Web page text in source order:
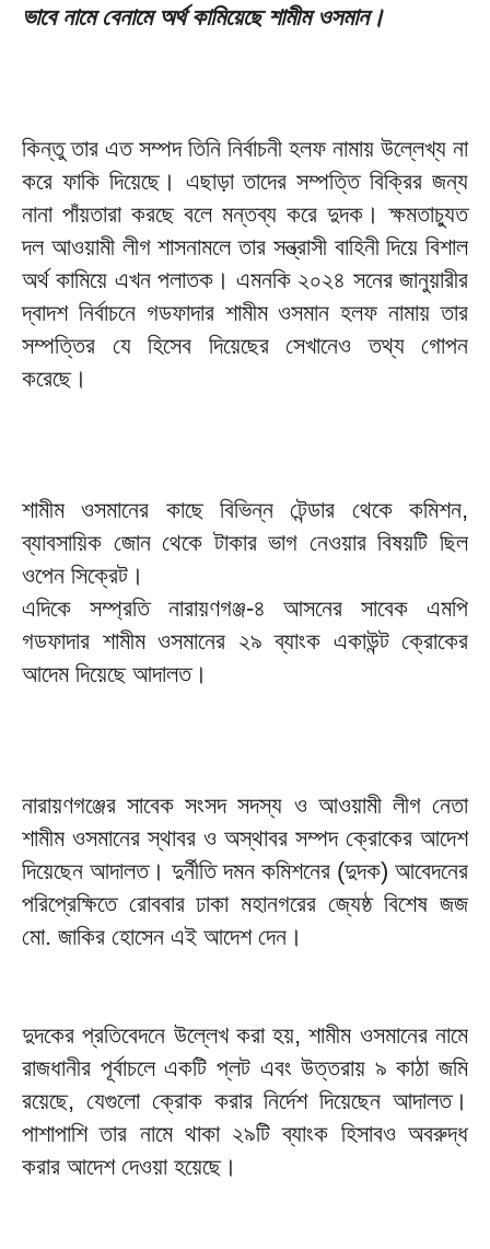
ভাবে নামে বেনামে অর্থ কামিয়েছে শামীম ওসমান।
কিন্তু তার এত সম্পদ তিনি নির্বাচনী হলফ নামায় উল্লেখ্য না
করে ফাকি দিয়েছে। এছাড়া তাদের সম্পত্তি বিক্রির জন্য
নানা পাঁয়তারা করছে বলে মন্তব্য করে দুদক। ক্ষমতাচ্যুত
দল আওয়ামী লীগ শাসনামলে তার সন্ত্রাসী বাহিনী দিয়ে বিশাল
অর্থ কামিয়ে এখন পলাতক। এমনকি ২০২৪ সনের জানুয়ারীর
দ্বাদশ নির্বাচনে গডফাদার শামীম ওসমান হলফ নামায় তার
সম্পত্তির যে হিসেব দিয়েছের সেখানেও তথ্য গোপন
করেছে।
শামীম ওসমানের কাছে বিভিন্ন টেন্ডার থেকে কমিশন,
ব্যাবসায়িক জোন থেকে টাকার ভাগ নেওয়ার বিষয়টি ছিল
ওপেন সিক্রেট।
এদিকে সম্প্রতি নারায়ণগঞ্জ-৪ আসনের সাবেক এমপি
গডফাদার শামীম ওসমানের ২৯ ব্যাংক একাউন্ট ক্রোকের
আদেম দিয়েছে আদালত।
নারায়ণগঞ্জের সাবেক সংসদ সদস্য ও আওয়ামী লীগ নেতা
শামীম ওসমানের স্থাবর ও অস্থাবর সম্পদ ক্রোকের আদেশ
দিয়েছেন আদালত। দুর্নীতি দমন কমিশনের (দুদক) আবেদনের
পরিপ্রেক্ষিতে রোববার ঢাকা মহানগরের জ্যেষ্ঠ বিশেষ জজ
মো. জাকির হোসেন এই আদেশ দেন।
দুদকের প্রতিবেদনে উল্লেখ করা হয়, শামীম ওসমানের নামে
রাজধানীর পূর্বাচলে একটি প্লট এবং উত্তরায় ৯ কাঠা জমি
রয়েছে, যেগুলো ক্রোক করার নির্দেশ দিয়েছেন আদালত।
পাশাপাশি তার নামে থাকা ২৯টি ব্যাংক হিসাবও অবরুদ্ধ
করার আদেশ দেওয়া হয়েছে।